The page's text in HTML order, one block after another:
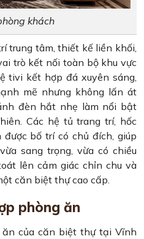
khách
trung tâm, thiết kế liền khối,
trò kết nối toàn bộ khu vực
tivi kết hợp đá xuyên sáng,
mẽ nhưng không lấn át
đèn hắt nhẹ làm nổi bật
Các hệ tủ trang trí, hốc
bố trí có chủ đích, giúp
sang trọng, vừa có chiều
lên cảm giác chỉn chu và
căn biệt thự cao cấp.
phòng ăn
của căn biệt thự tại Vĩnh